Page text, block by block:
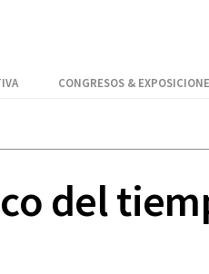
CONGRESOS &
del